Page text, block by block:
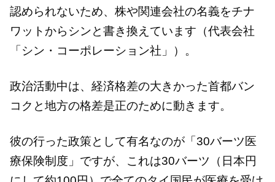
認められないため、株や関連会社の名義をチナ
ワットからシンと書き換えています（代表会社
「シン・コーポレーション社」）。
政治活動中は、経済格差の大きかった首都バン
コクと地方の格差是正のために動きます。
彼の行った政策として有名なのが「30バーツ医
療保険制度」ですが、これは30バーツ（日本円